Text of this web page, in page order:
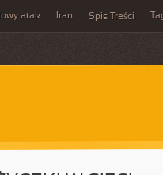
atak Iran Spis Treści